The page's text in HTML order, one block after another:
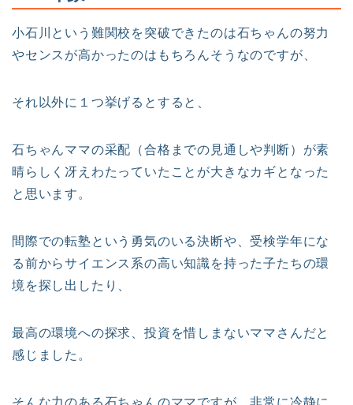
小石川という難関校を突破できたのは石ちゃんの努力
やセンスが高かったのはもちろんそうなのですが、
それ以外に１つ挙げるとすると、
石ちゃんママの采配（合格までの見通しや判断）が素
晴らしく冴えわたっていたことが大きなカギとなった
と思います。
間際での転塾という勇気のいる決断や、受検学年にな
る前からサイエンス系の高い知識を持った子たちの環
境を探し出したり、
最高の環境への探求、投資を惜しまないママさんだと
感じました。
そんな力のある石ちゃんのママですが、非常に冷静に